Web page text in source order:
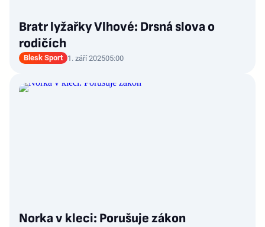
Bratr lyžařky Vlhové: Drsná slova o
rodičích
Blesk Sport 1. září 202505:00
Norka v kleci: Porušuje zákon